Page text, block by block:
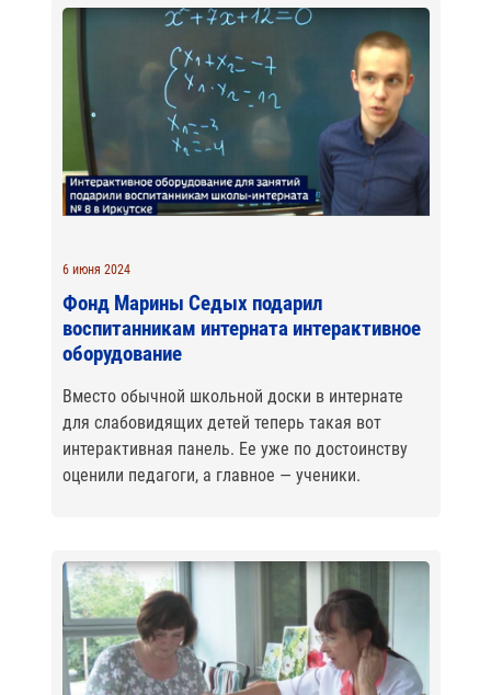
6 июня 2024
Фонд Марины Седых подарил
воспитанникам интерната интерактивное
оборудование
Вместо обычной школьной доски в интернате
для слабовидящих детей теперь такая вот
интерактивная панель. Ее уже по достоинству
оценили педагоги, а главное — ученики.